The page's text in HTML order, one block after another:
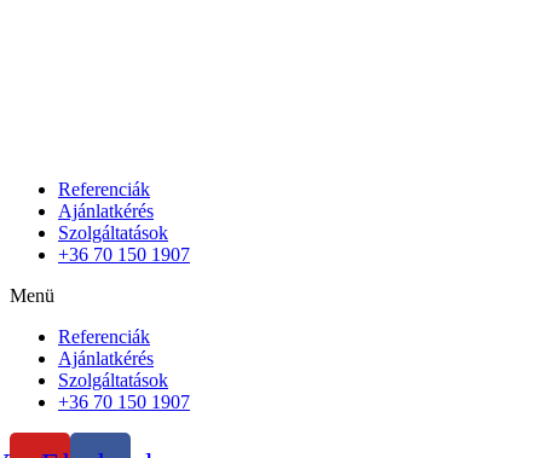
Referenciák
Ajánlatkérés
Szolgáltatások
+36 70 150 1907
Menü
Referenciák
Ajánlatkérés
Szolgáltatások
+36 70 150 1907